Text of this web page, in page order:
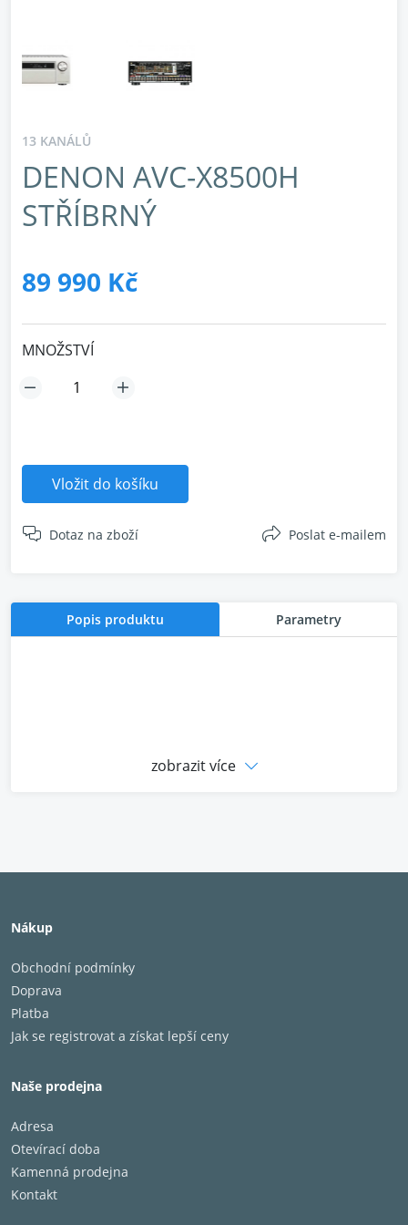
13 KANÁLŮ
DENON AVC-X8500H
STŘÍBRNÝ
89 990 Kč
MNOŽSTVÍ
Vložit do košíku
Dotaz na zboží Poslat e-mailem
Popis produktu Parametry
zobrazit více
Nákup
Obchodní podmínky
Doprava
Platba
Jak se registrovat a získat lepší ceny
Naše prodejna
Adresa
Otevírací doba
Kamenná prodejna
Kontakt